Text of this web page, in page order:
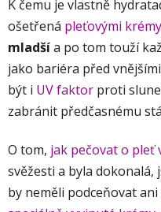
K čemu je vlastně
ošetřená pleťovými krémy
mladšía po tom touží
jako bariéra před
být i UV faktor proti
zabránit předčasnému
O tom, jak pečovat o pleť
svěžesti a byla
by neměli podceňovat